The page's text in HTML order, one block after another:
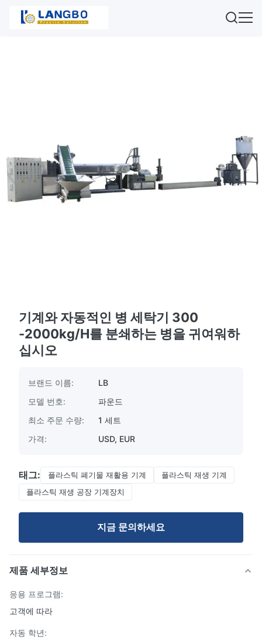
기계와 자동적인 병 세탁기 300
-2000kg/H를 분쇄하는 병을 귀여워하
십시오
브랜드 이름:
LB
모델 번호:
파운드
최소 주문 수량:
1 세트
가격:
USD, EUR
태그: 플라스틱 폐기물 재활용 기계
플라스틱 재생 기계
플라스틱 재생 공장 기계장치
지금 문의하세요
제품 세부정보
응용 프로그램:
고객에 따라
자동 학년: